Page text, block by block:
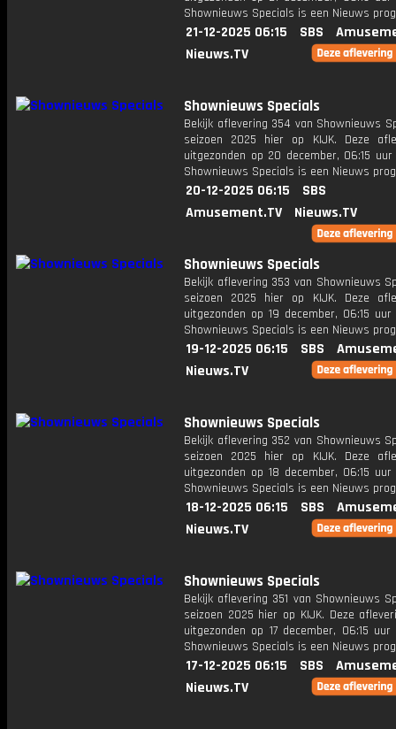
Shownieuws Specials is een Nieuws
21-12-2025 06:15 SBS
Nieuws.TV
Shownieuws Specials
Bekijk aflevering 354 van Shownieuws
seizoen 2025 hier op KIJK. Deze
uitgezonden op 20 december, 06:15
Shownieuws Specials is een Nieuws
20-12-2025 06:15
SBS
Amusement.TV
Nieuws.TV
Shownieuws Specials
Bekijk aflevering 353 van Shownieuws
seizoen 2025 hier op KIJK. Deze
uitgezonden op 19 december, 06:15
Shownieuws Specials is een Nieuws
19-12-2025 06:15 SBS
Nieuws.TV
Shownieuws Specials
Bekijk aflevering 352 van Shownieuws
seizoen 2025 hier op KIJK. Deze
uitgezonden op 18 december, 06:15
Shownieuws Specials is een Nieuws
18-12-2025 06:15 SBS
Nieuws.TV
Shownieuws Specials
Bekijk aflevering 351 van Shownieuws
seizoen 2025 hier op KIJK. Deze
uitgezonden op 17 december, 06:15
Shownieuws Specials is een Nieuws
17-12-2025 06:15 SBS
Nieuws.TV